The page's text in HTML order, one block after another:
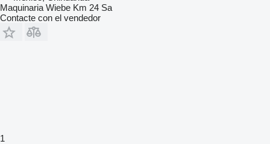
Maquinaria Wiebe Km 24 Sa
Contacte con el vendedor
1